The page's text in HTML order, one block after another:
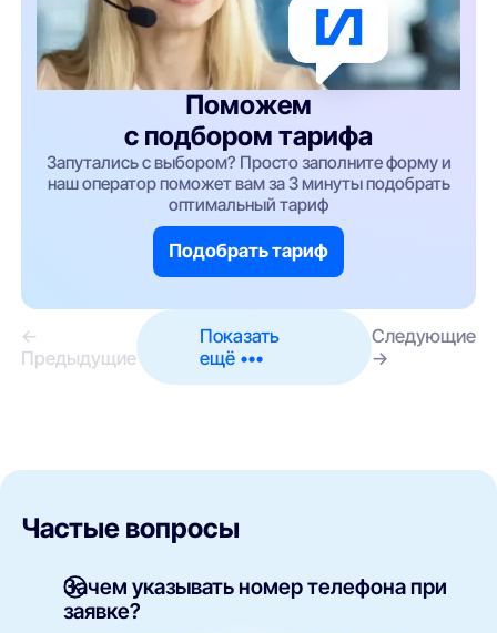
Поможем
с подбором тарифа
Запутались с выбором? Просто заполните форму и
наш оператор поможет вам за 3 минуты подобрать
оптимальный тариф
Подобрать тариф
←
Предыдущие
Показать
ещё •••
Следующие
→
Частые вопросы
Зачем указывать номер телефона при
заявке?